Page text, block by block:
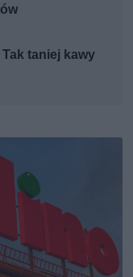
taniej kawy